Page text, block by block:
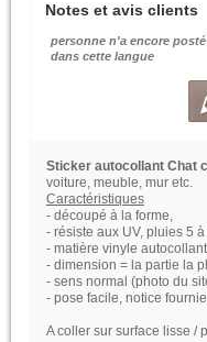
Notes et avis clients
personne n'a encore
dans cette langue
Sticker autocollant Chat
voiture, meuble, mur etc.
Caractéristiques
- découpé à la forme,
- résiste aux UV, pluies 5
- matière vinyle
- dimension = la partie la
- sens normal (photo du
- pose facile, notice
A coller sur surface lisse /